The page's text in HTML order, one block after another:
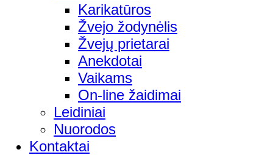
Karikatūros
Žvejo žodynėlis
Žvejų prietarai
Anekdotai
Vaikams
On-line žaidimai
Leidiniai
Nuorodos
Kontaktai